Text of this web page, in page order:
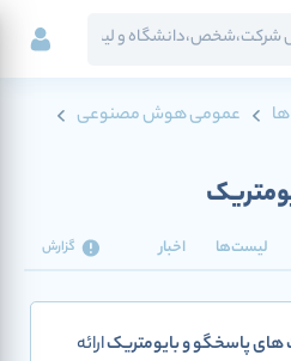
عمومی هوش مصنوعی
لیست‌ها اخبار گزارش
های پاسخگو و بایومتریکارائه